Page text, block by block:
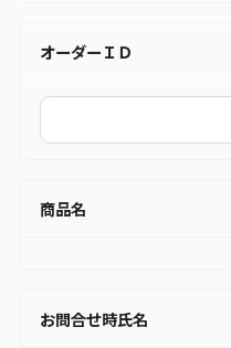
オーダーＩＤ
商品名
お問合せ時氏名